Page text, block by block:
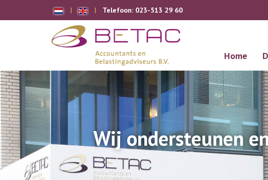
Telefoon: 023-513 29 60
Home
Wij ondersteunen